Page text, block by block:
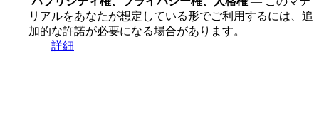
リアルをあなたが想定している形でご利用するには、追
加的な許諾が必要になる場合があります。
詳細